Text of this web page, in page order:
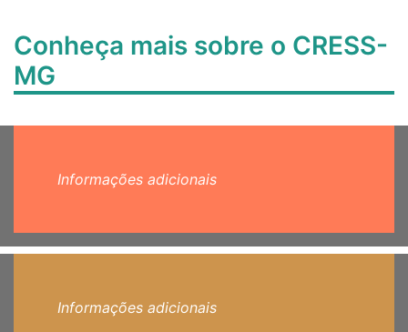
Conheça mais sobre o CRESS-
MG
Informações adicionais
Informações adicionais